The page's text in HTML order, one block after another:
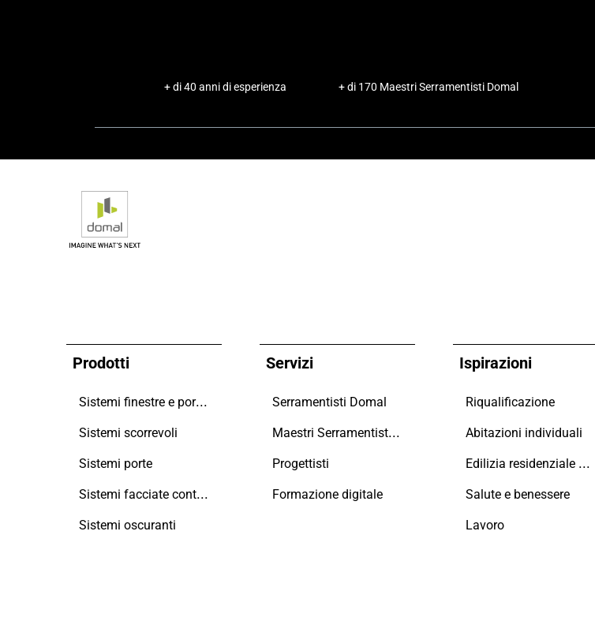
+ di 40 anni di esperienza + di 170 Maestri Serramentisti Domal
Prodotti
Sistemi finestre e portefinestre
Sistemi scorrevoli
Sistemi porte
Sistemi facciate continue
Sistemi oscuranti
Servizi
Serramentisti Domal
Maestri Serramentisti Domal
Progettisti
Formazione digitale
Ispirazioni
Riqualificazione
Abitazioni individuali
Edilizia residenziale collettiva
Salute e benessere
Lavoro